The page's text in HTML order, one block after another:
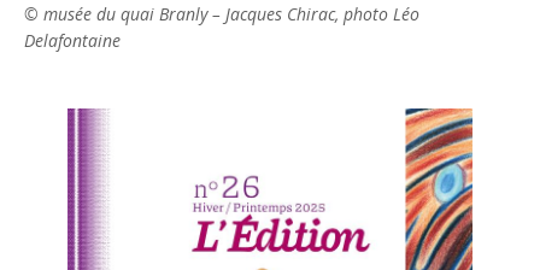
© musée du quai Branly – Jacques Chirac, photo Léo
Delafontaine